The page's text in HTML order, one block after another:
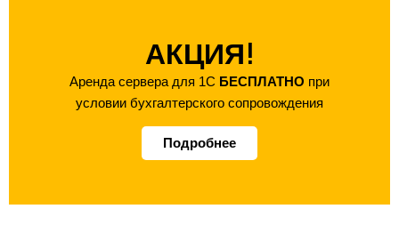
АКЦИЯ!
Аренда сервера для 1С БЕСПЛАТНО при
условии бухгалтерского сопровождения
Подробнее